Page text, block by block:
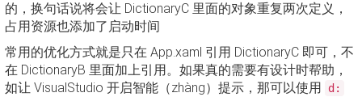
的，换句话说将会让 DictionaryC 里面的对象重复两次定义，
占用资源也添加了启动时间
常用的优化方式就是只在 App.xaml 引用 DictionaryC 即可，不
在 DictionaryB 里面加上引用。如果真的需要有设计时帮助，
如让 VisualStudio 开启智能（zhàng）提示，那可以使用
d: